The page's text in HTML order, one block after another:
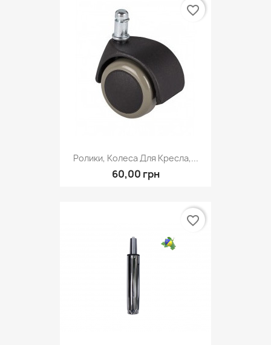
Ролики, Колеса Для Кресла,...
60,00 грн
favorite_border
favorite_border